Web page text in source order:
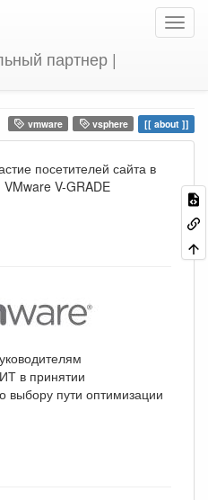
партнер |
vmware vsphere about
посетителей сайта в
V-GRADE
в принятии
выбору пути оптимизации